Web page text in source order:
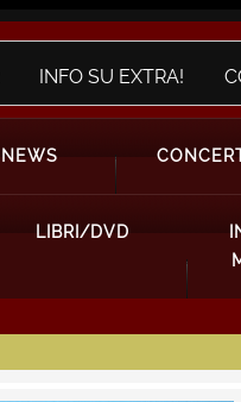
INFO SU EXTRA!
NEWS
LIBRI/DVD